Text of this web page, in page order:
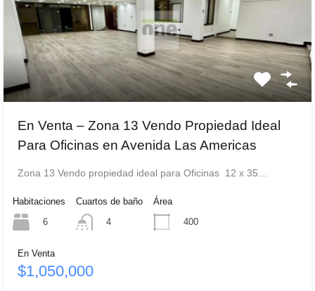
En Venta – Zona 13 Vendo Propiedad Ideal
Para Oficinas en Avenida Las Americas
Zona 13 Vendo propiedad ideal para Oficinas 12 x 35…
Habitaciones
6
Cuartos de baño
4
Área
400
En Venta
$1,050,000